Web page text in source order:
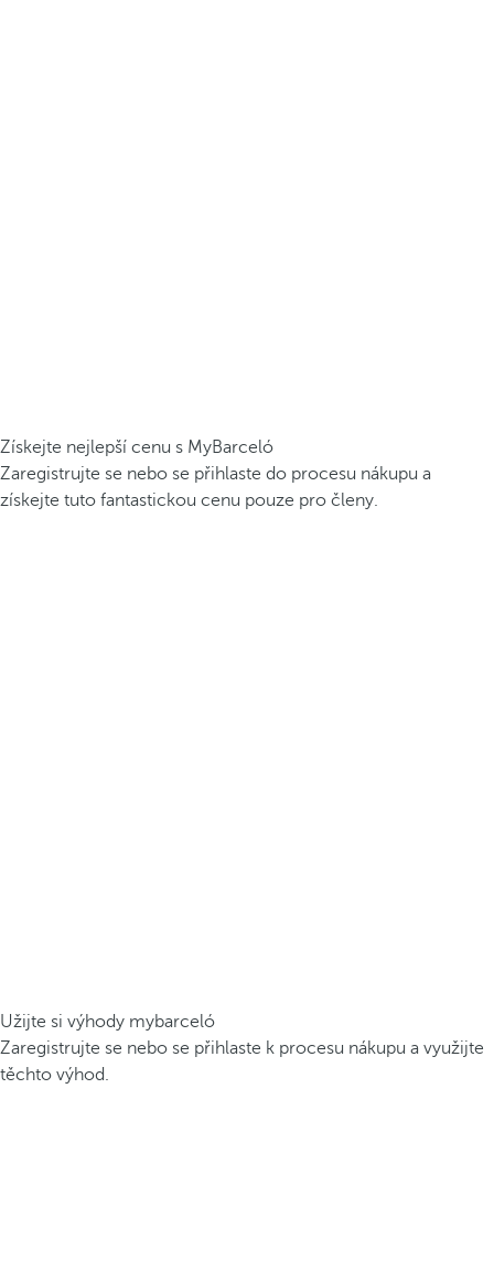
Získejte nejlepší cenu s MyBarceló
Zaregistrujte se nebo se přihlaste do procesu nákupu a
získejte tuto fantastickou cenu pouze pro členy.
Užijte si výhody mybarceló
Zaregistrujte se nebo se přihlaste k procesu nákupu a využijte
těchto výhod.